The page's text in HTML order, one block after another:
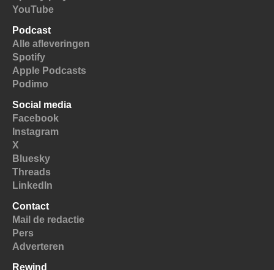
YouTube
Podcast
Alle afleveringen
Spotify
Apple Podcasts
Podimo
Social media
Facebook
Instagram
X
Bluesky
Threads
LinkedIn
Contact
Mail de redactie
Pers
Adverteren
Rewind